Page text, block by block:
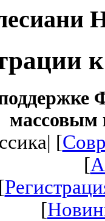
массовым
[
[
[
[